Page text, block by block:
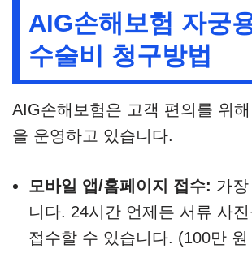
AIG손해보험 자궁
수술비 청구방법
AIG손해보험은 고객 편의를 위
을 운영하고 있습니다.
모바일 앱/홈페이지 접수: 가
니다. 24시간 언제든 서류 사
접수할 수 있습니다. (100만